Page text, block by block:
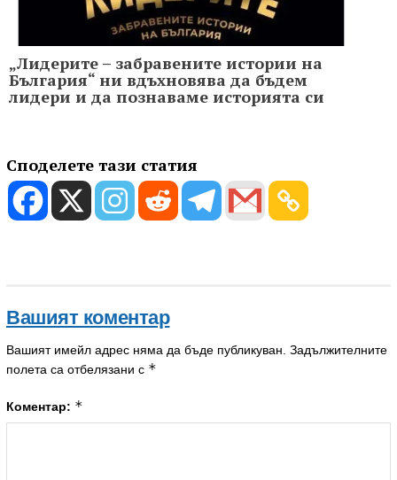
„Лидерите – забравените истории на
България“ ни вдъхновява да бъдем
лидери и да познаваме историята си
Споделете тази статия
Вашият коментар
Вашият имейл адрес няма да бъде публикуван. Задължителните
полета са отбелязани с *
Коментар: *